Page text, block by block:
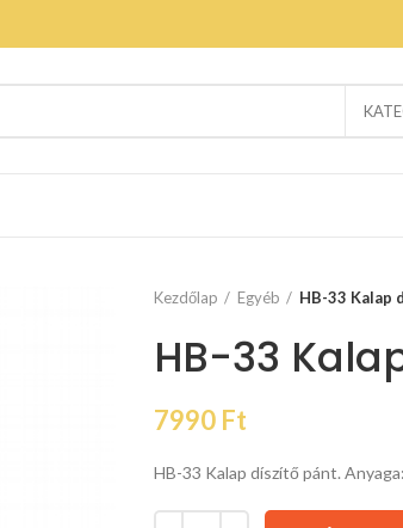
Kezdőlap Egyéb HB-33 Kalap
HB-33
7990 Ft
HB-33 Kalap díszítő pánt.